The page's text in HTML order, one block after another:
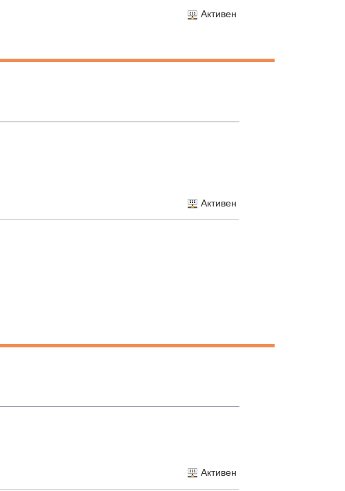
Активен
Активен
Активен